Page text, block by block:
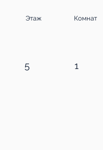
Этаж Комнат
5 1